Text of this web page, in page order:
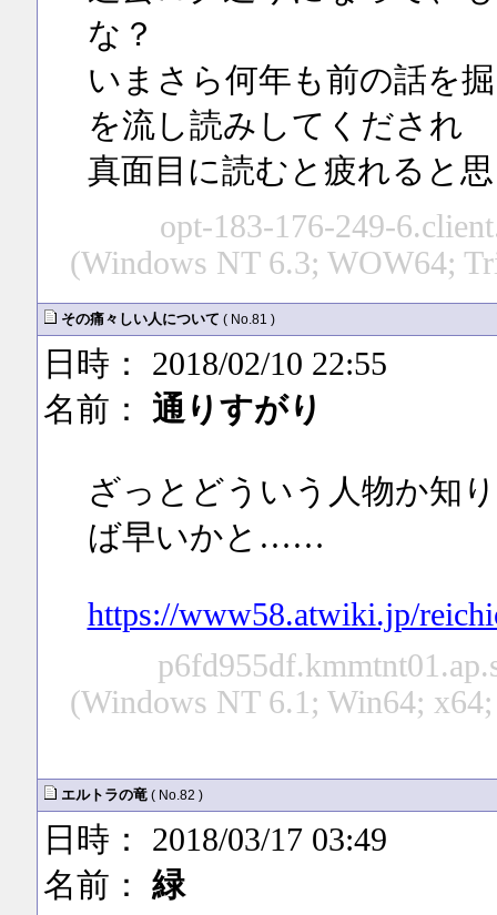
な？
いまさら何年も前の話を
を流し読みしてくだされ
真面目に読むと疲れると
opt-183-176-249-
(Windows NT 6.3; WOW64;
その痛々しい人について ( No.81 )
日時： 2018/02/10 22:55
名前： 通りすがり
ざっとどういう人物か知
ば早いかと……
https://www58.atwiki.jp/
(Windows NT 6.1; Win64;
エルトラの竜 ( No.82 )
日時： 2018/03/17 03:49
名前： 緑